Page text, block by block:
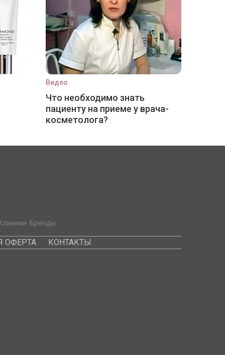
Видео
Что необходимо знать
пациенту на приеме у врача-
косметолога?
Бренды.
ОФЕРТА КОНТАКТЫ